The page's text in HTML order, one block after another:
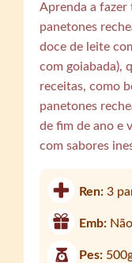
Aprenda a fazer
panetones
doce de leite
com goiabada),
receitas, como
panetones
de fim de ano e
com sabores
Ren:3
Emb:
Pes: